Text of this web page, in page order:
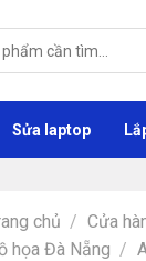
Sửa laptop
chủ / Cửa
họa Đà Nẵng /